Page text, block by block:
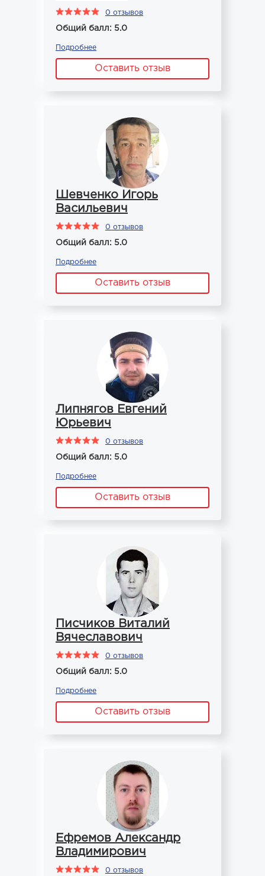
0 отзывов
Общий балл: 5.0
Подробнее
Оставить отзыв
Шевченко Игорь
Васильевич
0 отзывов
Общий балл: 5.0
Подробнее
Оставить отзыв
Липнягов Евгений
Юрьевич
0 отзывов
Общий балл: 5.0
Подробнее
Оставить отзыв
Писчиков Виталий
Вячеславович
0 отзывов
Общий балл: 5.0
Подробнее
Оставить отзыв
Ефремов Александр
Владимирович
0 отзывов